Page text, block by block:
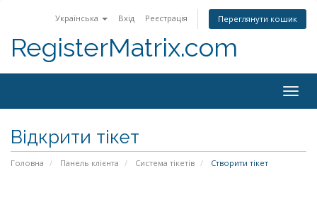
Українська Вхід Реєстрація Переглянути кошик
RegisterMatrix.com
Відкрити тікет
Головна Панель клієнта Система тікетів Створити тікет